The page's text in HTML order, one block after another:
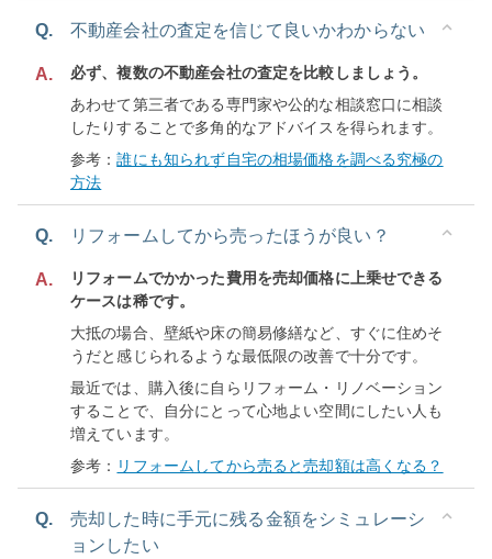
Q. 不動産会社の査定を信じて良いかわからない
A.
必ず、複数の不動産会社の査定を比較しましょう。
あわせて第三者である専門家や公的な相談窓口に相談
したりすることで多角的なアドバイスを得られます。
参考：誰にも知られず自宅の相場価格を調べる究極の
方法
Q. リフォームしてから売ったほうが良い？
A.
リフォームでかかった費用を売却価格に上乗せできる
ケースは稀です。
大抵の場合、壁紙や床の簡易修繕など、すぐに住めそ
うだと感じられるような最低限の改善で十分です。
最近では、購入後に自らリフォーム・リノベーション
することで、自分にとって心地よい空間にしたい人も
増えています。
参考： リフォームしてから売ると売却額は高くなる？
Q.
売却した時に手元に残る金額をシミュレーシ
ョンしたい